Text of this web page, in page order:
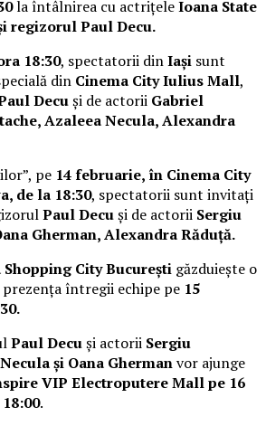
la întâlnirea cu actrițeleIoana State
regizorul Paul Decu.
18:30, spectatorii dinIași sunt
din Cinema City Iulius Mall,
Decuși de actorii Gabriel
Azaleea Necula, Alexandra
pe 14 februarie, în Cinema City
de la 18:30, spectatorii sunt invitați
Paul Decuși de actorii Sergiu
Gherman, Alexandra Răduță.
Shopping City București găzduiește o
întregii echipe pe 15
Paul Decuși actorii Sergiu
și Oana Ghermanvor ajunge
VIP Electroputere Mall pe 16
.